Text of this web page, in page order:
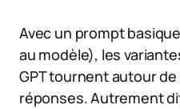
Avec un prompt
au modèle), les
GPT tournent autour
réponses. Autrement